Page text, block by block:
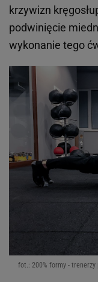
krzywizn
podwinięcie
wykonanie tego
fot.: 200% formy - trenerzy